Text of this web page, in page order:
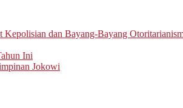
Kepolisian dan Bayang-Bayang
Ini
Jokowi